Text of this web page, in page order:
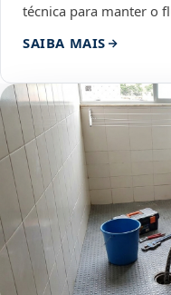
técnica para manter o
SAIBA MAIS